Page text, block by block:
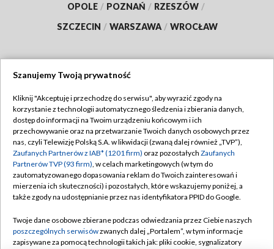
OPOLE / POZNAŃ / RZESZÓW /
SZCZECIN / WARSZAWA / WROCŁAW
TVP
Abonament TVP
Emisja w TVP
Centrum informacji TVP
Naziemna Telewizja Cyfrowa
Rada Programowa
Regulamin TVP
Polityka prywatności
Moje zgody
Pomoc
Kontakt
Szanujemy Twoją prywatność
Kliknij "Akceptuję i przechodzę do serwisu", aby wyrazić zgody na
korzystanie z technologii automatycznego śledzenia i zbierania danych,
dostęp do informacji na Twoim urządzeniu końcowym i ich
przechowywanie oraz na przetwarzanie Twoich danych osobowych przez
nas, czyli Telewizję Polską S.A. w likwidacji (zwaną dalej również „TVP”),
Zaufanych Partnerów z IAB* (1201 firm) oraz pozostałych Zaufanych
Partnerów TVP (93 firm), w celach marketingowych (w tym do
zautomatyzowanego dopasowania reklam do Twoich zainteresowań i
mierzenia ich skuteczności) i pozostałych, które wskazujemy poniżej, a
także zgody na udostępnianie przez nas identyfikatora PPID do Google.
Twoje dane osobowe zbierane podczas odwiedzania przez Ciebie naszych
poszczególnych serwisówzwanych dalej „Portalem”, w tym informacje
zapisywane za pomocą technologii takich jak: pliki cookie, sygnalizatory